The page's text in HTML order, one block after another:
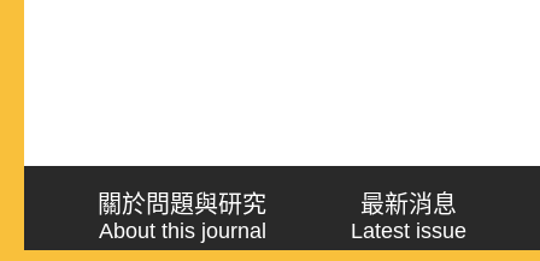
關於問題與研究
About this journal
最新消息
Latest issue